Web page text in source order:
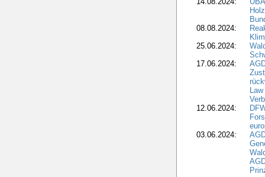
08.08.2024:
25.06.2024:
17.06.2024:
12.06.2024:
03.06.2024: